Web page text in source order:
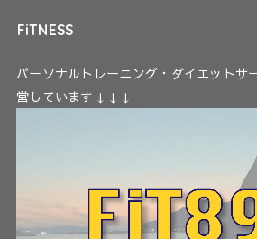
FiTNESS
パーソナルトレーニング・ダイエットサ
営しています↓↓↓